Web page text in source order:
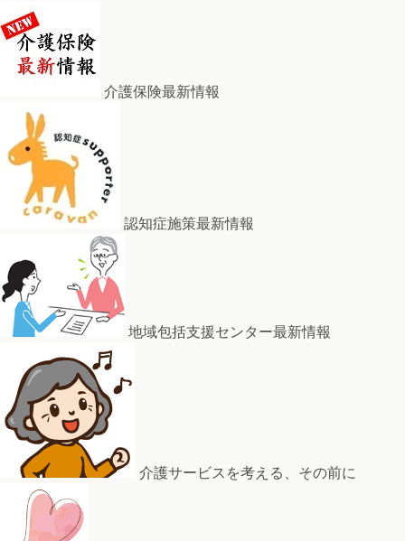
介護保険最新情報
認知症施策最新情報
地域包括支援センター最新情報
介護サービスを考える、その前に